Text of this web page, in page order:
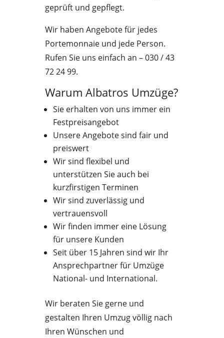
geprüft und gepflegt.
Wir haben Angebote für jedes
Portemonnaie und jede Person.
Rufen Sie uns einfach an – 030 / 43
72 24 99.
Warum Albatros Umzüge?
Sie erhalten von uns immer ein
Festpreisangebot
Unsere Angebote sind fair und
preiswert
Wir sind flexibel und
unterstützen Sie auch bei
kurzfirstigen Terminen
Wir sind zuverlässig und
vertrauensvoll
Wir finden immer eine Lösung
für unsere Kunden
Seit über 15 Jahren sind wir Ihr
Ansprechpartner für Umzüge
National- und International.
Wir beraten Sie gerne und
gestalten Ihren Umzug völlig nach
Ihren Wünschen und